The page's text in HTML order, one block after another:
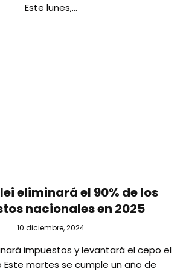
Este lunes,…
eliminará el 90% de los
nacionales en 2025
10 diciembre, 2024
impuestos y levantará el cepo el
Este martes se cumple un año de